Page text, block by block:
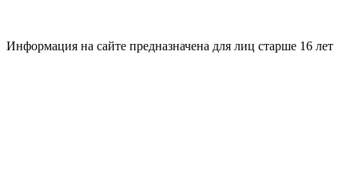
Информация на сайте предназначена для лиц старше 16 лет